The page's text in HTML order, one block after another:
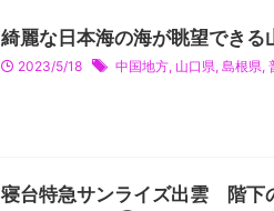
綺麗な日本海の海が眺望できる
2023/5/18 中国地方, 山口県, 島根県,
寝台特急サンライズ出雲 階下